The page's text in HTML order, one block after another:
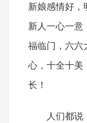
新娘感情好，
新人一心一意
福临门，六六
心，十全十美
长！
人们都说